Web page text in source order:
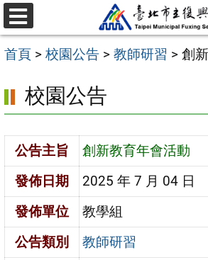
跳
至
主
內
容
選
單
首頁 > 校園公告 > 教師研習 > 創
校園公告
公告主旨
創新教育年會活動
發佈日期
2025 年 7 月 04 日
發佈單位
教學組
公告類別
教師研習